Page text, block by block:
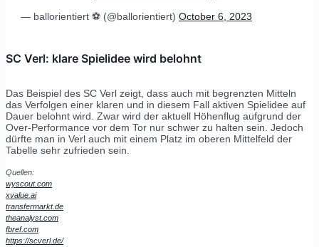
— ballorientiert ⚽️ (@ballorientiert) October 6, 2023
SC Verl: klare Spielidee wird belohnt
Das Beispiel des SC Verl zeigt, dass auch mit begrenzten Mitteln
das Verfolgen einer klaren und in diesem Fall aktiven Spielidee auf
Dauer belohnt wird. Zwar wird der aktuell Höhenflug aufgrund der
Over-Performance vor dem Tor nur schwer zu halten sein. Jedoch
dürfte man in Verl auch mit einem Platz im oberen Mittelfeld der
Tabelle sehr zufrieden sein.
Quellen:
wyscout.com
xvalue.ai
transfermarkt.de
theanalyst.com
fbref.com
https://scverl.de/